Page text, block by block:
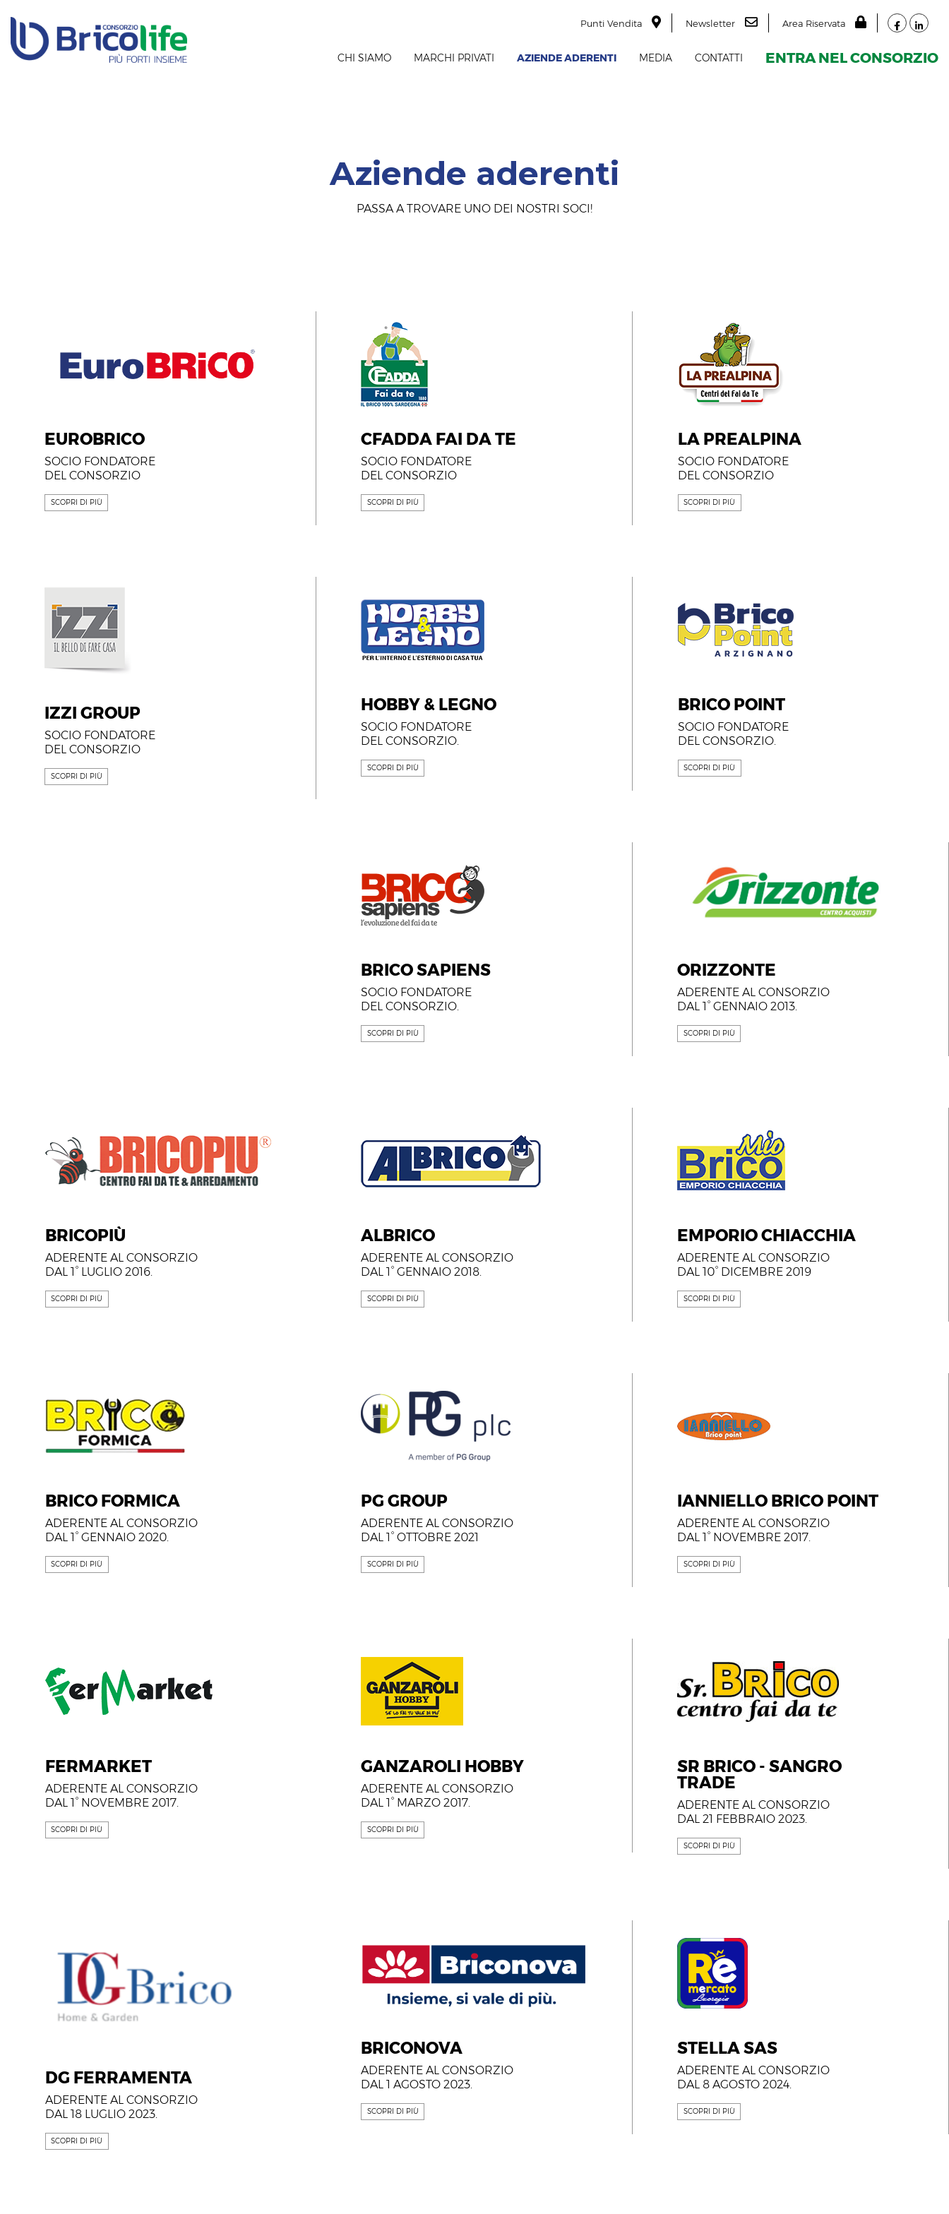
Punti Vendita Newsletter Area Riservata
CHI SIAMO MARCHI PRIVATI AZIENDE ADERENTI MEDIA CONTATTI ENTRA NEL CONSORZIO
Aziende aderenti
PASSA A TROVARE UNO DEI NOSTRI SOCI!
EUROBRICO
SOCIO FONDATORE
DEL CONSORZIO
SCOPRI DI PIÙ
CFADDA FAI DA TE
SOCIO FONDATORE
DEL CONSORZIO
SCOPRI DI PIÙ
LA PREALPINA
SOCIO FONDATORE
DEL CONSORZIO
SCOPRI DI PIÙ
IZZI GROUP
SOCIO FONDATORE
DEL CONSORZIO
SCOPRI DI PIÙ
HOBBY & LEGNO
SOCIO FONDATORE
DEL CONSORZIO.
SCOPRI DI PIÙ
BRICO POINT
SOCIO FONDATORE
DEL CONSORZIO.
SCOPRI DI PIÙ
BRICO SAPIENS
SOCIO FONDATORE
DEL CONSORZIO.
SCOPRI DI PIÙ
ORIZZONTE
ADERENTE AL CONSORZIO
DAL 1° GENNAIO 2013.
SCOPRI DI PIÙ
BRICOPIÙ
ADERENTE AL CONSORZIO
DAL 1° LUGLIO 2016.
SCOPRI DI PIÙ
ALBRICO
ADERENTE AL CONSORZIO
DAL 1° GENNAIO 2018.
SCOPRI DI PIÙ
EMPORIO CHIACCHIA
ADERENTE AL CONSORZIO
DAL 10° DICEMBRE 2019
SCOPRI DI PIÙ
BRICO FORMICA
ADERENTE AL CONSORZIO
DAL 1° GENNAIO 2020.
SCOPRI DI PIÙ
PG GROUP
ADERENTE AL CONSORZIO
DAL 1° OTTOBRE 2021
SCOPRI DI PIÙ
IANNIELLO BRICO POINT
ADERENTE AL CONSORZIO
DAL 1° NOVEMBRE 2017.
SCOPRI DI PIÙ
FERMARKET
ADERENTE AL CONSORZIO
DAL 1° NOVEMBRE 2017.
SCOPRI DI PIÙ
GANZAROLI HOBBY
ADERENTE AL CONSORZIO
DAL 1° MARZO 2017.
SCOPRI DI PIÙ
SR BRICO - SANGRO
TRADE
ADERENTE AL CONSORZIO
DAL 21 FEBBRAIO 2023.
SCOPRI DI PIÙ
DG FERRAMENTA
ADERENTE AL CONSORZIO
DAL 18 LUGLIO 2023.
SCOPRI DI PIÙ
BRICONOVA
ADERENTE AL CONSORZIO
DAL 1 AGOSTO 2023.
SCOPRI DI PIÙ
STELLA SAS
ADERENTE AL CONSORZIO
DAL 8 AGOSTO 2024.
SCOPRI DI PIÙ